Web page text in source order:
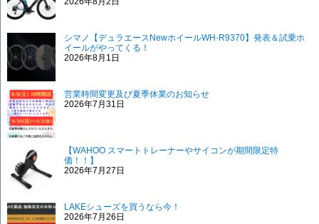
シマノ【デュラエースNewホイールWH-R9370】発表＆試乗ホ
イールがやってくる！
2026年8月1日
営業時間変更及び夏季休業のお知らせ
2026年7月31日
【WAHOO スマートトレーナーやサイコンが期間限定特
価！！】
2026年7月27日
LAKEシューズを買うなら今！
2026年7月26日